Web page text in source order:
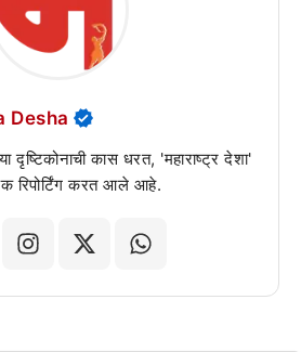
Desha
दृष्टिकोनाची कास धरत, 'महाराष्ट्र देशा'
रिपोर्टिंग करत आले आहे.